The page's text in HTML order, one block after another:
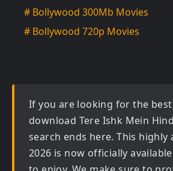
# Bollywood 300Mb Movies
# Bollywood 720p Movies
If you are looking for the
download Tere Ishk Mein
search ends here. This highly
2026 is now officially